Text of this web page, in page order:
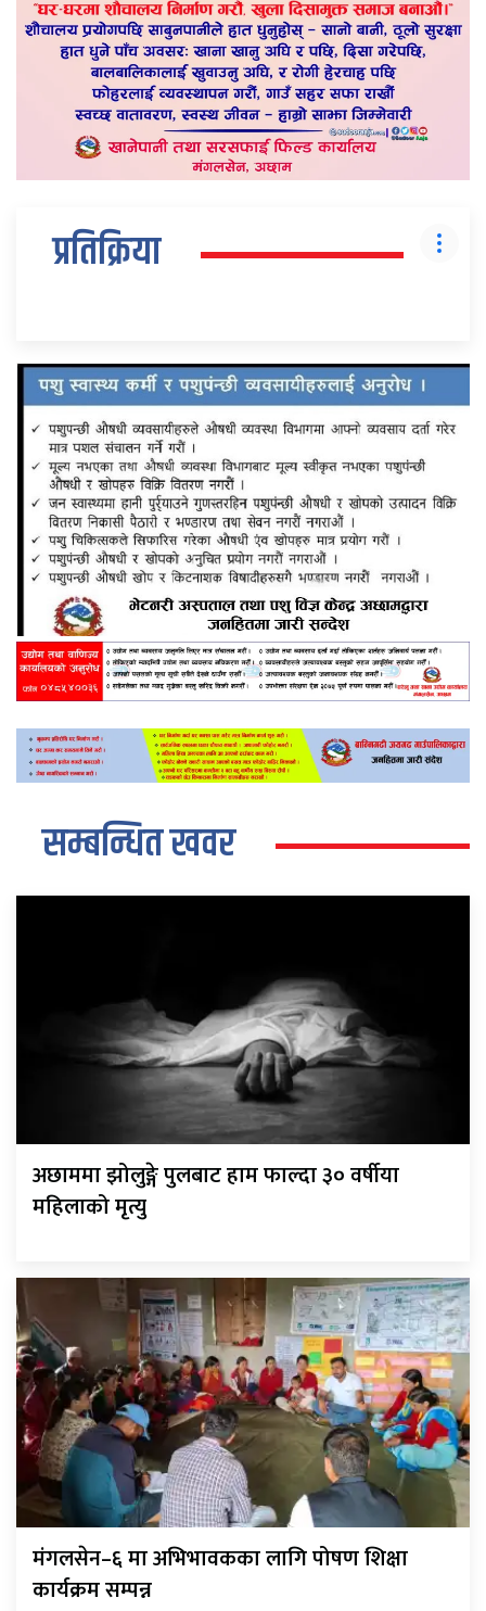
प्रतिक्रिया
सम्बन्धित खवर
अछाममा झोलुङ्गे पुलबाट हाम फाल्दा ३० वर्षीया
महिलाको मृत्यु
मंगलसेन–६ मा अभिभावकका लागि पोषण शिक्षा
कार्यक्रम सम्पन्न